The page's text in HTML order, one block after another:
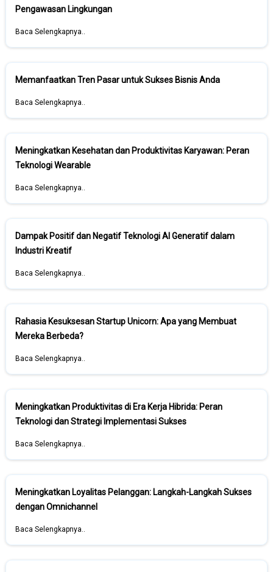
Pengawasan Lingkungan
Baca Selengkapnya..
Memanfaatkan Tren Pasar untuk Sukses Bisnis Anda
Baca Selengkapnya..
Meningkatkan Kesehatan dan Produktivitas Karyawan: Peran
Teknologi Wearable
Baca Selengkapnya..
Dampak Positif dan Negatif Teknologi AI Generatif dalam
Industri Kreatif
Baca Selengkapnya..
Rahasia Kesuksesan Startup Unicorn: Apa yang Membuat
Mereka Berbeda?
Baca Selengkapnya..
Meningkatkan Produktivitas di Era Kerja Hibrida: Peran
Teknologi dan Strategi Implementasi Sukses
Baca Selengkapnya..
Meningkatkan Loyalitas Pelanggan: Langkah-Langkah Sukses
dengan Omnichannel
Baca Selengkapnya..